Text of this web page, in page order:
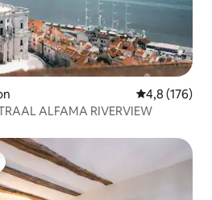
Gemiddelde
4,8 (176)
ALFAMA RIVERVIEW